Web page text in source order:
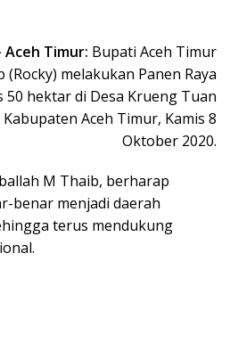
Aceh Timur: Bupati Aceh Timur
melakukan Panen Raya
50 hektar di Desa Krueng Tuan
Kabupaten Aceh Timur, Kamis 8
Oktober 2020.
M Thaib, berharap
benar menjadi daerah
terus mendukung